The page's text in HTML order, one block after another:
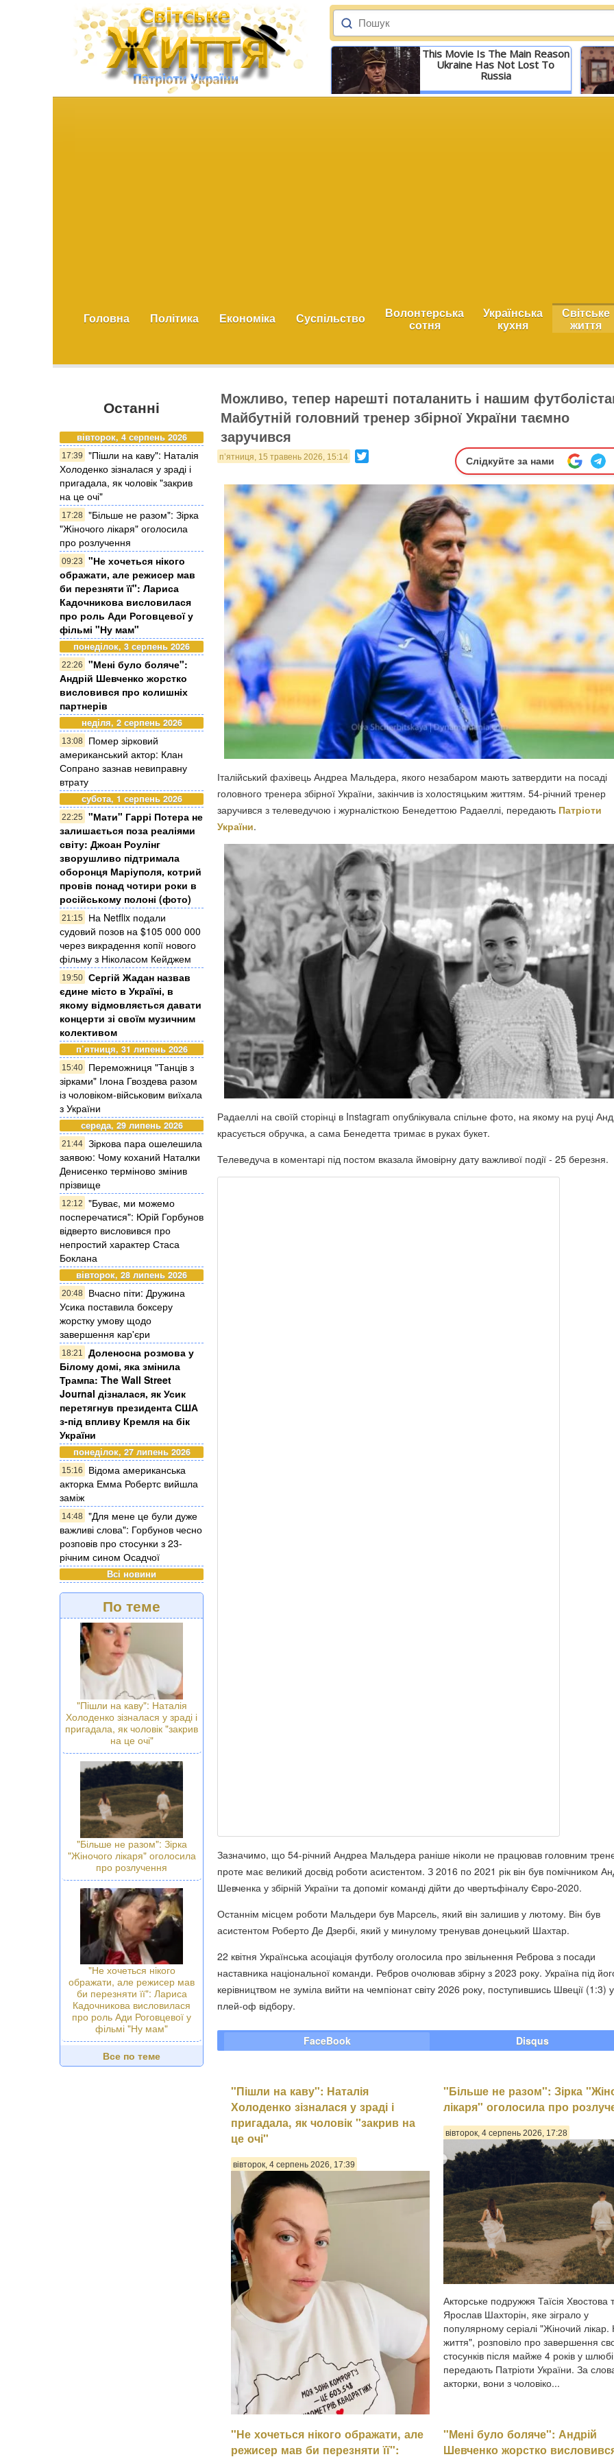
This Movie Is The Main Reason
Ukraine Has Not Lost To
Russia
Детальніше
Головна Політика Економіка Суспільство Волонтерська
сотня
Українська
кухня
Світське
життя
Останні
вівторок, 4 серпень 2026
17:39
"Пішли на каву": Наталія
Холоденко зізналася у зраді і
пригадала, як чоловік "закрив
на це очі"
17:28 "Більше не разом": Зірка
"Жіночого лікаря" оголосила
про розлучення
09:23
"Не хочеться нікого
ображати, але режисер мав
би перезняти її": Лариса
Кадочникова висловилася
про роль Ади Роговцевої у
фільмі "Ну мам"
понеділок, 3 серпень 2026
22:26
"Мені було боляче":
Андрій Шевченко жорстко
висловився про колишніх
партнерів
неділя, 2 серпень 2026
13:08
Помер зірковий
американський актор: Клан
Сопрано зазнав невиправну
втрату
субота, 1 серпень 2026
22:25
"Мати" Гаррі Потера не
залишається поза реаліями
світу: Джоан Роулінг
зворушливо підтримала
оборонця Маріуполя, котрий
провів понад чотири роки в
російському полоні (фото)
21:15
На Netflix подали
судовий позов на $105 000 000
через викрадення копії нового
фільму з Ніколасом Кейджем
19:50 Сергій Жадан назвав
єдине місто в Україні, в
якому відмовляється давати
концерти зі своїм музичним
колективом
п’ятниця, 31 липень 2026
15:40
Переможниця "Танців з
зірками" Ілона Гвоздева разом
із чоловіком-військовим виїхала
з України
середа, 29 липень 2026
21:44 Зіркова пара ошелешила
заявою: Чому коханий Наталки
Денисенко терміново змінив
прізвище
12:12
"Буває, ми можемо
посперечатися": Юрій Горбунов
відверто висловився про
непростий характер Стаса
Боклана
вівторок, 28 липень 2026
20:48
Вчасно піти: Дружина
Усика поставила боксеру
жорстку умову щодо
завершення кар'єри
18:21
Доленосна розмова у
Білому домі, яка змінила
Трампа: The Wall Street
Journal дізналася, як Усик
перетягнув президента США
з-під впливу Кремля на бік
України
понеділок, 27 липень 2026
15:16
Відома американська
акторка Емма Робертс вийшла
заміж
14:48 "Для мене це були дуже
важливі слова": Горбунов чесно
розповів про стосунки з 23-
річним сином Осадчої
Всі новини
По теме
"Пішли на каву": Наталія
Холоденко зізналася у зраді і
пригадала, як чоловік "закрив
на це очі"
"Більше не разом": Зірка
"Жіночого лікаря" оголосила
про розлучення
"Не хочеться нікого
ображати, але режисер мав
би перезняти її": Лариса
Кадочникова висловилася
про роль Ади Роговцевої у
фільмі "Ну мам"
Все по теме
Можливо, тепер нарешті поталанить і нашим
Майбутній головний тренер збірної України таємно
заручився
п’ятниця, 15 травень 2026, 15:14 Слідкуйте за нами
Італійський фахівець Андреа Мальдера, якого незабаром мають затвердити на посаді
головного тренера збірної України, закінчив із холостяцьким життям. 54-річний тренер
заручився з телеведучою і журналісткою Бенедеттою Радаеллі, передають Патріоти
України.
Радаеллі на своїй сторінці в Instagram опублікувала спільне фото, на якому на руці
красується обручка, а сама Бенедетта тримає в руках букет.
Телеведуча в коментарі під постом вказала ймовірну дату важливої події - 25 березня.
Зазначимо, що 54-річний Андреа Мальдера раніше ніколи не працював головним
проте має великий досвід роботи асистентом. З 2016 по 2021 рік він був помічником
Шевченка у збірній України та допоміг команді дійти до чвертьфіналу Євро-2020.
Останнім місцем роботи Мальдери був Марсель, який він залишив у лютому. Він був
асистентом Роберто Де Дзербі, який у минулому тренував донецький Шахтар.
22 квітня Українська асоціація футболу оголосила про звільнення Реброва з посади
наставника національної команди. Ребров очолював збірну з 2023 року. Україна під
керівництвом не зуміла вийти на чемпіонат світу 2026 року, поступившись Швеції (1:3)
плей-оф відбору.
FaceBook Disqus
"Пішли на каву": Наталія
Холоденко зізналася у зраді і
пригадала, як чоловік "закрив на
це очі"
вівторок, 4 серпень 2026, 17:39
Психологиня Наталія Холоденко зізналася,
що в минулому зраджувала партнера,
"Більше не разом": Зірка
лікаря" оголосила про
вівторок, 4 серпень 2026, 17:28
Акторське подружжя Таїсія Хвостова
Ярослав Шахторін, яке зіграло у
популярному серіалі "Жіночий
життя", розповіло про завершення
стосунків після майже 4 років у
передають Патріоти України. За
акторки, вони з чоловіко...
"Не хочеться нікого ображати, але
режисер мав би перезняти її":
"Мені було боляче": Андрій
Шевченко жорстко